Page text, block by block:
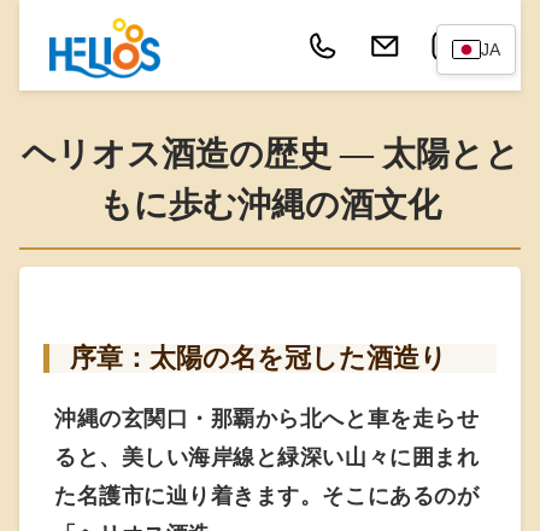
ヘリオス酒造の歴史 ― 太陽とと
もに歩む沖縄の酒文化
序章：太陽の名を冠した酒造り
沖縄の玄関口・那覇から北へと車を走らせ
ると、美しい海岸線と緑深い山々に囲まれ
た名護市に辿り着きます。そこにあるのが
JA